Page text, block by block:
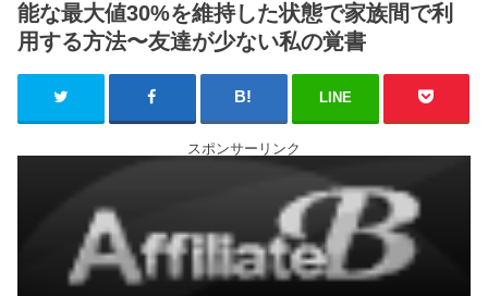
能な最大値30%を維持した状態で家族間で利
用する方法〜友達が少ない私の覚書
LINE
スポンサーリンク